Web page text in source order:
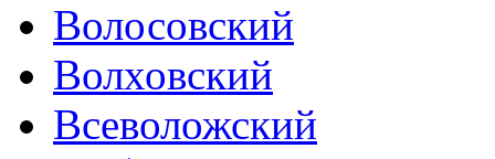
Волосовский
Волховский
Всеволожский